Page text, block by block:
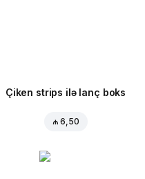
Çiken strips ilə lanç boks
₼ 6,50